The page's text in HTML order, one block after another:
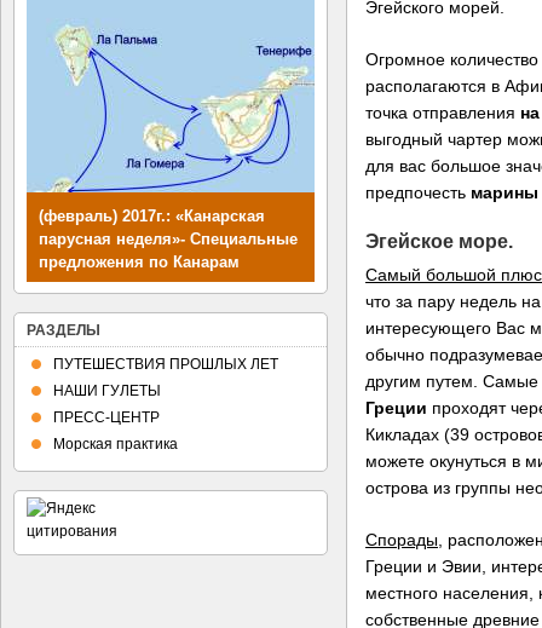
Эгейского морей.
Огромное количество
располагаются в
точка отправления
выгодный чартер
для вас большое
предпочесть марины
Эгейское море.
Самый большой плюс
что за пару недель
интересующего Вас
обычно
другим путем.
Греции проходят
Кикладах (39
можете окунуться в
острова из группы
Спорады ,
Греции и Эвии,
местного населения,
собственные
(февраль) 2017г.: «Канарская
парусная неделя»- Специальные
предложения по Канарам
РАЗДЕЛЫ
ПУТЕШЕСТВИЯ ПРОШЛЫХ ЛЕТ
НАШИ ГУЛЕТЫ
ПРЕСС-ЦЕНТР
Морская практика